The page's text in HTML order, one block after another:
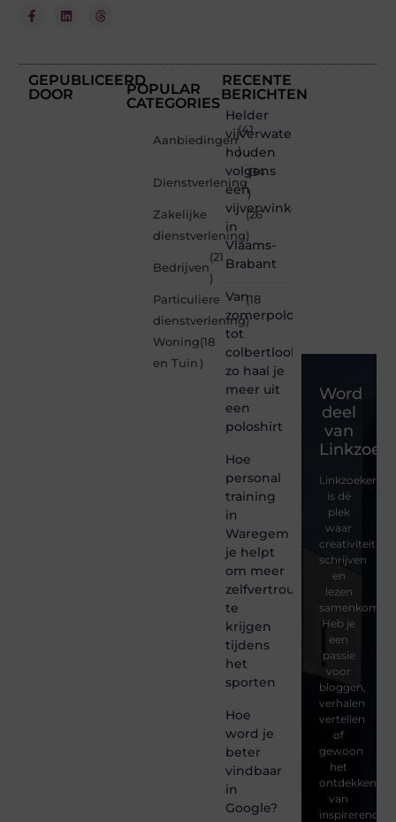
GEPUBLICEERD
DOOR
POPULAR
CATEGORIES
Aanbiedingen
(41
)
Dienstverlening
(34
)
Zakelijke
dienstverlening
(26
)
Bedrijven
(21
)
Particuliere
dienstverlening
(18
)
Woning
en Tuin
(18
)
RECENTE
BERICHTEN
Helder
vijverwater
houden
volgens
een
vijverwinkel
in
Vlaams-
Brabant
Van
zomerpolo
tot
colbertlook
zo haal je
meer uit
een
poloshirt
Hoe
personal
training
in
Waregem
je helpt
om meer
zelfvertrouwen
te
krijgen
tijdens
het
sporten
Hoe
word je
beter
vindbaar
in
Google?
Word
deel
van
is dé
plek
waar
creativiteit,
schrijven
en
lezen
samenkomen.
Heb je
een
passie
voor
bloggen,
verhalen
vertellen
of
gewoon
het
ontdekken
van
inspirerende